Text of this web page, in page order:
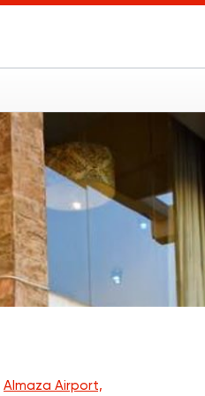
Almaza Airport,